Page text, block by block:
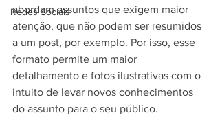
Redes Sociais
abordam assuntos que exigem maior
atenção, que não podem ser resumidos
a um post, por exemplo. Por isso, esse
formato permite um maior
detalhamento e fotos ilustrativas com o
intuito de levar novos conhecimentos
do assunto para o seu público.